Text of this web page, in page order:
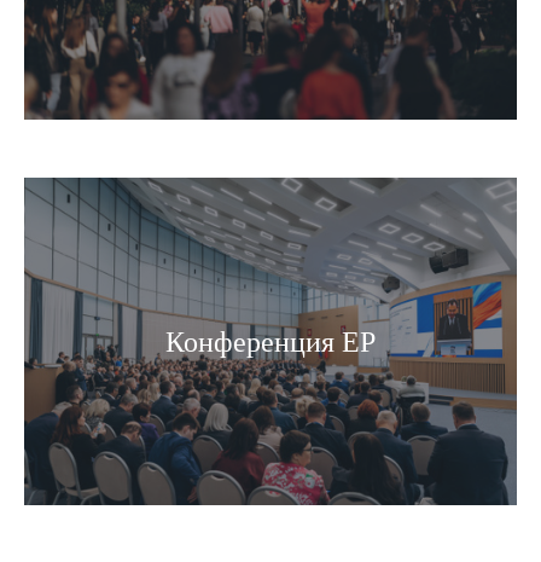
Конференция ЕР